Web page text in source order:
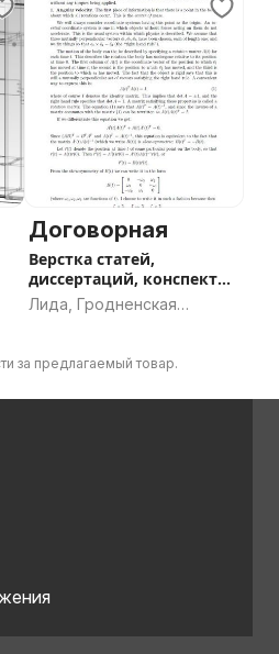
Договорная
Верстка статей,
диссертаций, конспектов
в LaTex
Лида, Гродненская
за предлагаемый товар.